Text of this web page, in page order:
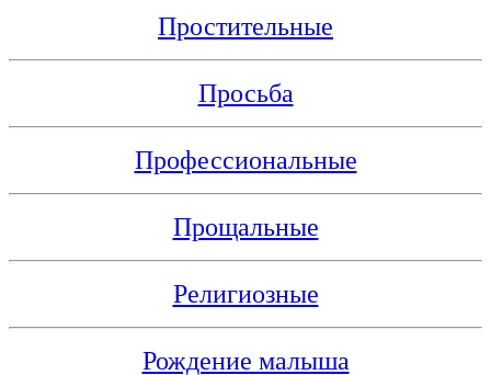
Простительные
Просьба
Профессиональные
Прощальные
Религиозные
Рождение малыша